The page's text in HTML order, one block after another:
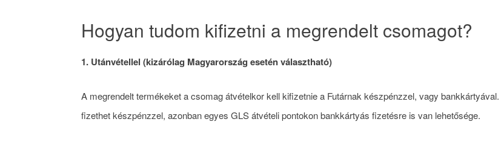
Hogyan tudom kifizetni a megrendelt csomagot?
1. Utánvétellel (kizárólag Magyarország esetén választható)
A megrendelt termékeket a csomag átvételkor kell kifizetnie a Futárnak készpénzzel, vagy
fizethet készpénzzel, azonban egyes GLS átvételi pontokon bankkártyás fizetésre is van lehetősége.